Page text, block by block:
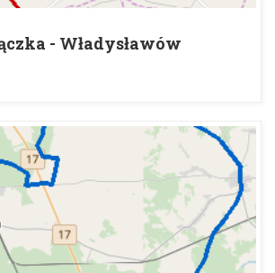
- Władysławów